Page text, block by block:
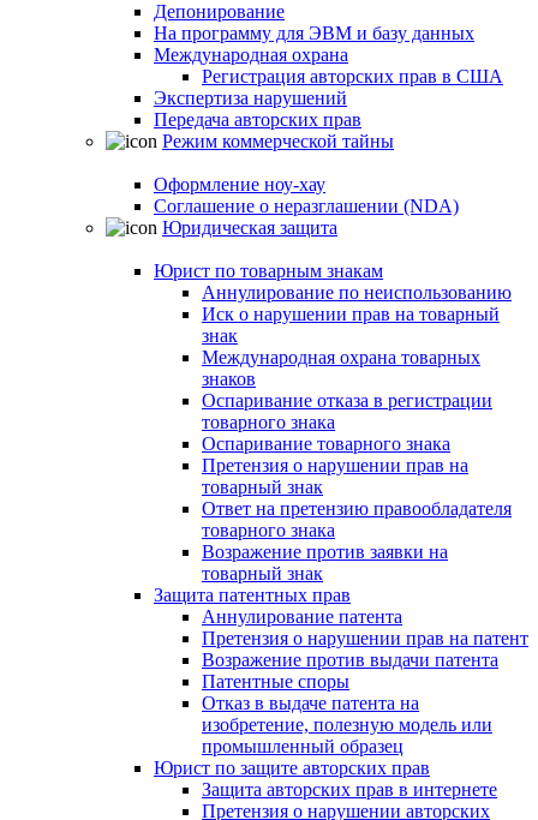
Депонирование
На программу для ЭВМ и базу данных
Международная охрана
Регистрация авторских прав в США
Экспертиза нарушений
Передача авторских прав
Режим коммерческой тайны
Оформление ноу-хау
Соглашение о неразглашении (NDA)
Юридическая защита
Юрист по товарным знакам
Аннулирование по неиспользованию
Иск о нарушении прав на товарный
знак
Международная охрана товарных
знаков
Оспаривание отказа в регистрации
товарного знака
Оспаривание товарного знака
Претензия о нарушении прав на
товарный знак
Ответ на претензию правообладателя
товарного знака
Возражение против заявки на
товарный знак
Защита патентных прав
Аннулирование патента
Претензия о нарушении прав на патент
Возражение против выдачи патента
Патентные споры
Отказ в выдаче патента на
изобретение, полезную модель или
промышленный образец
Юрист по защите авторских прав
Защита авторских прав в интернете
Претензия о нарушении авторских